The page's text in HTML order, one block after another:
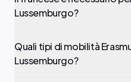
Lussemburgo?
Quali tipi di mobilità
Lussemburgo?